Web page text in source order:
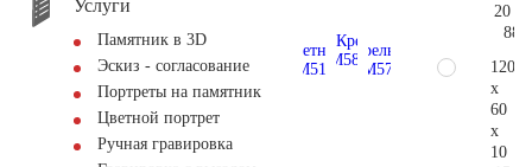
Услуги
Памятник в 3D
Эскиз - согласование
Портреты на памятник
Цветной портрет
Ручная гравировка
20
120
x
60
x
10